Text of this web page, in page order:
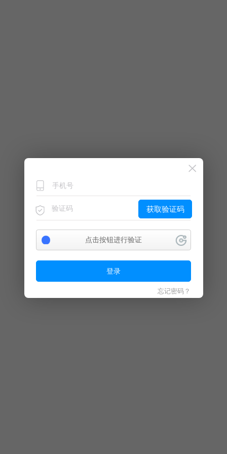
获取验证码
点击按钮进行验证
登录
忘记密码？